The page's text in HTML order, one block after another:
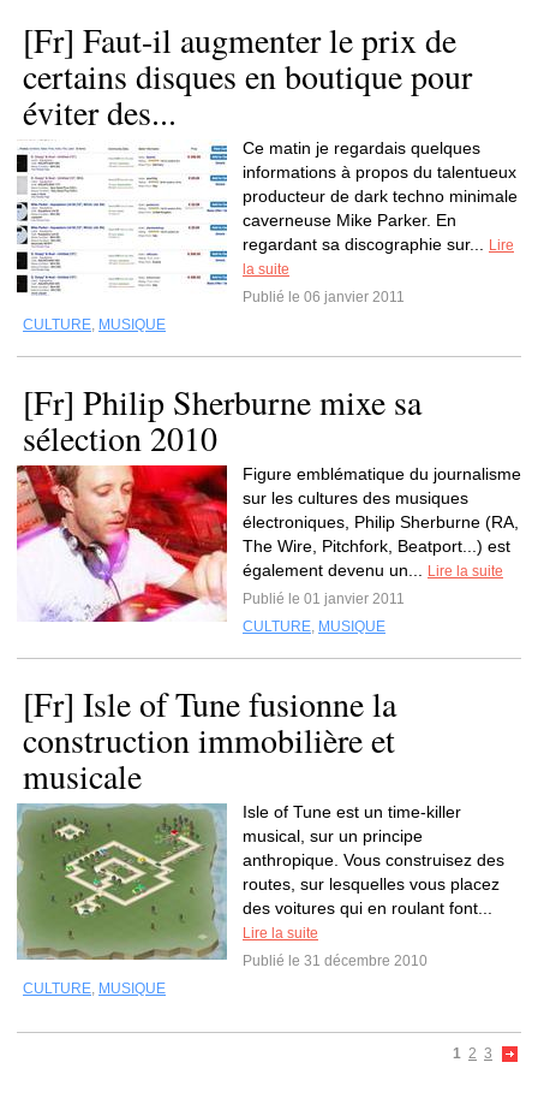
[Fr] Faut-il augmenter le prix de
certains disques en boutique pour
éviter des...
Ce matin je regardais quelques
informations à propos du talentueux
producteur de dark techno minimale
caverneuse Mike Parker. En
regardant sa discographie sur...
Lire
la suite
Publié le 06 janvier 2011
CULTURE, MUSIQUE
[Fr] Philip Sherburne mixe sa
sélection 2010
Figure emblématique du journalisme
sur les cultures des musiques
électroniques, Philip Sherburne (RA,
The Wire, Pitchfork, Beatport...) est
également devenu un...
Lire la suite
Publié le 01 janvier 2011
CULTURE, MUSIQUE
[Fr] Isle of Tune fusionne la
construction immobilière et
musicale
Isle of Tune est un time-killer
musical, sur un principe
anthropique. Vous construisez des
routes, sur lesquelles vous placez
des voitures qui en roulant font...
Lire la suite
Publié le 31 décembre 2010
CULTURE, MUSIQUE
1 2 3